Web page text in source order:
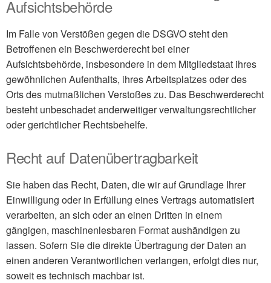
Aufsichtsbehörde
Im Falle von Verstößen gegen die DSGVO steht den
Betroffenen ein Beschwerderecht bei einer
Aufsichtsbehörde, insbesondere in dem Mitgliedstaat ihres
gewöhnlichen Aufenthalts, ihres Arbeitsplatzesoder des
Orts des mutmaßlichen Verstoßes zu. Das Beschwerderecht
besteht unbeschadet anderweitigerverwaltungsrechtlicher
oder gerichtlicher Rechtsbehelfe.
Recht auf Datenübertragbarkeit
Sie haben das Recht, Daten, die wir auf Grundlage Ihrer
Einwilligung oder in Erfüllung eines Vertrags automatisiert
verarbeiten, an sich oder an einen Dritten in einem
gängigen, maschinenlesbaren Format aushändigen zu
lassen. Sofern Sie die direkte Übertragung der Daten an
einen anderen Verantwortlichen verlangen, erfolgt dies nur,
soweit es technisch machbar ist.